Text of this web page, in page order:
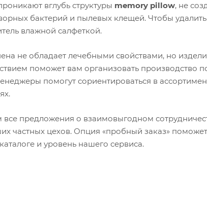
вглубь структуры memory pillow, не
бактерий и пылевых клещей. Чтобы
влажной салфеткой.
не обладает лечебными свойствами, но
поможет вам организовать производство
помогут сориентироваться в
предложения о взаимовыгодном
частных цехов. Опция «пробный заказ»
и уровень нашего сервиса.